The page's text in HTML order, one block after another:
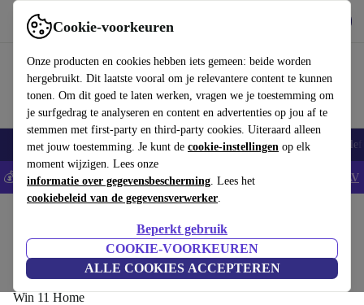
Cookie-voorkeuren
Onze producten en cookies hebben iets gemeen: beide worden
hergebruikt. Dit laatste vooral om je relevantere content te kunnen
tonen. Om dit goed te laten werken, vragen we je toestemming om
je surfgedrag te analyseren en content en advertenties op jou af te
stemmen met first-party en third-party cookies. Uiteraard alleen
met jouw toestemming. Je kunt de cookie-instellingen op elk
moment wijzigen. Lees onze
informatie over gegevensbescherming. Lees het
cookiebeleid van de gegevensverwerker.
Beperkt gebruik
COOKIE-VOORKEUREN
ALLE COOKIES ACCEPTEREN
Gebruik refurbed snel en eenvoudig
Smartphones Laptops Tablets Smartwatches Accessoires
💰Bespaar 5% EXTRA op alle iPhones - Code: IPHONEDEAL - AV
MSI MEG Trident X 11th
i7-11700K | 32 GB | 1 TB SSD | 1 TB HDD | RTX 3070 Ti |
Win 11 Home